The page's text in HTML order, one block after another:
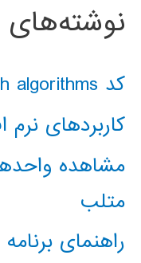
نوشته‌های
کد classical AI search algorithms
کاربردهای نرم
مشاهده
متلب
راهنمای